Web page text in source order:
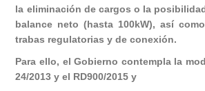
la eliminación de cargos o la
balance neto (hasta 100kW), así
trabas regulatorias y de conexión.
Para ello, el Gobierno contempla la
24/2013 y el RD900/2015 y